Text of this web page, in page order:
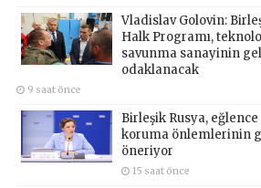
Vladislav Golovin:
Halk Programı,
savunma sanayinin
odaklanacak
9 saat önce
Birleşik Rusya,
koruma önlemlerinin
öneriyor
15 saat önce